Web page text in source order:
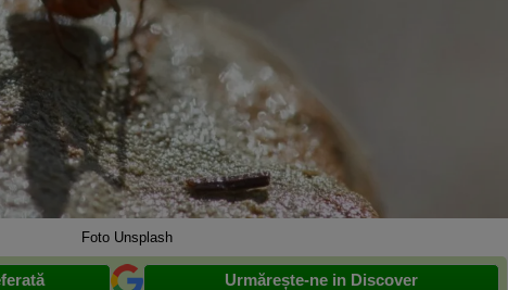
Foto Unsplash
Urmărește-ne in Discover